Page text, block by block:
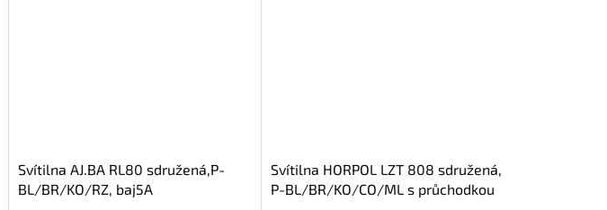
Svítilna AJ.BA RL80 sdružená,P-
BL/BR/KO/RZ, baj5A
Svítilna HORPOL LZT 808 sdružená,
P-BL/BR/KO/CO/ML s průchodkou